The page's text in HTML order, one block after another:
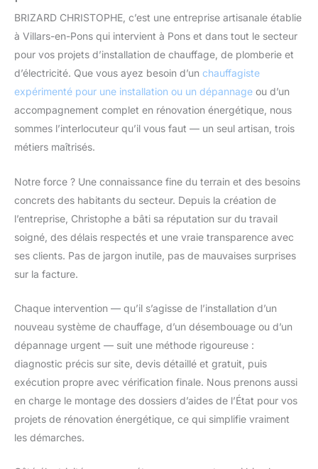
BRIZARD CHRISTOPHE, c’est une entreprise artisanale établie
à Villars-en-Pons qui intervient à Pons et dans tout le secteur
pour vos projets d’installation de chauffage, de plomberie et
d’électricité. Que vous ayez besoin d’un chauffagiste
expérimenté pour une installation ou un dépannage ou d’un
accompagnement complet en rénovation énergétique, nous
sommes l’interlocuteur qu’il vous faut — un seul artisan, trois
métiers maîtrisés.
Notre force ? Une connaissance fine du terrain et des besoins
concrets des habitants du secteur. Depuis la création de
l’entreprise, Christophe a bâti sa réputation sur du travail
soigné, des délais respectés et une vraie transparence avec
ses clients. Pas de jargon inutile, pas de mauvaises surprises
sur la facture.
Chaque intervention — qu’il s’agisse de l’installation d’un
nouveau système de chauffage, d’un désembouage ou d’un
dépannage urgent — suit une méthode rigoureuse :
diagnostic précis sur site, devis détaillé et gratuit, puis
exécution propre avec vérification finale. Nous prenons aussi
en charge le montage des dossiers d’aides de l’État pour vos
projets de rénovation énergétique, ce qui simplifie vraiment
les démarches.